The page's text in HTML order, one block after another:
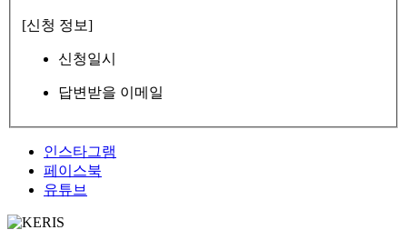
[신청 정보]
신청일시
답변받을 이메일
인스타그램
페이스북
유튜브